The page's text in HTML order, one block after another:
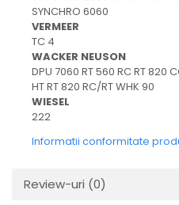
SYNCHRO 6060
VERMEER
TC 4
WACKER NEUSON
DPU 7060 RT 560 RC RT 820
HT RT 820 RC/RT WHK 90
WIESEL
222
Informatii conformitate
Review-uri (0)